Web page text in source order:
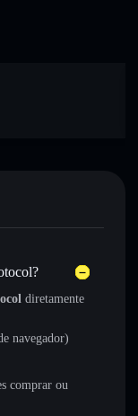
diretamente
navegador)
comprar ou